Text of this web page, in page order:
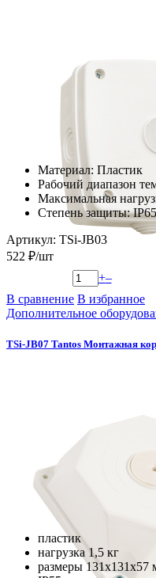
Материал: Пластик
Рабочий диапазон
Максимальная
Степень защиты: IP65
Артикул: TSi-JB03
522 ₽/шт
+–
В сравнение В избранное
Дополнительное
TSi-JB07 Tantos Монтажная
пластик
нагрузка 1,5 кг
размеры 131х131х57